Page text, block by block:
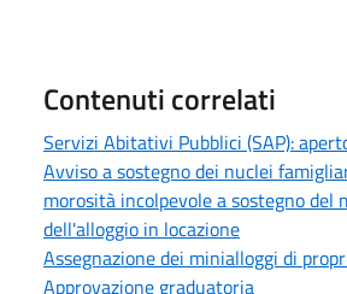
Contenuti correlati
Servizi Abitativi Pubblici (SAP):
Avviso a sostegno dei nuclei
morosità incolpevole a sostegno del
dell'alloggio in locazione
Assegnazione dei minialloggi di
Approvazione graduatoria